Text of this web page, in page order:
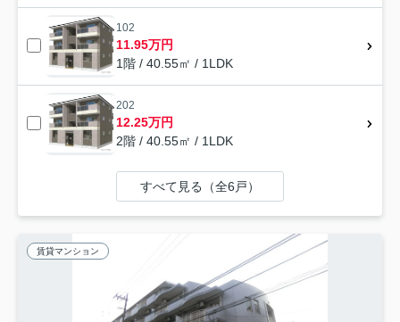
102
11.95万円
1階 / 40.55㎡ / 1LDK
202
12.25万円
2階 / 40.55㎡ / 1LDK
すべて見る（全6戸）
賃貸マンション